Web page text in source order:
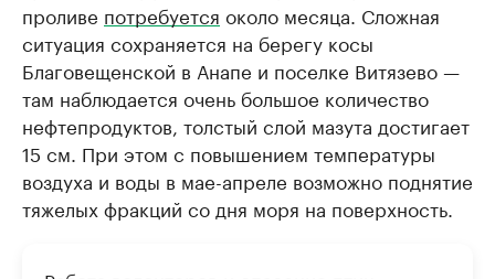
проливе потребуется около месяца. Сложная
ситуация сохраняется на берегу косы
Благовещенской в Анапе и поселке Витязево —
там наблюдается очень большое количество
нефтепродуктов, толстый слой мазута достигает
15 см. При этом с повышением температуры
воздуха и воды в мае-апреле возможно поднятие
тяжелых фракций со дня моря на поверхность.